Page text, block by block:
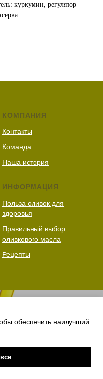
обеспечить наилучший
куркумин, регулятор
КОМПАНИЯ
Контакты
Команда
Наша история
ИНФОРМАЦИЯ
Польза оливок для
здоровья
Правильный выбор
оливкового масла
Рецепты